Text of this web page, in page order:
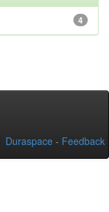
4
Duraspace - Feedback